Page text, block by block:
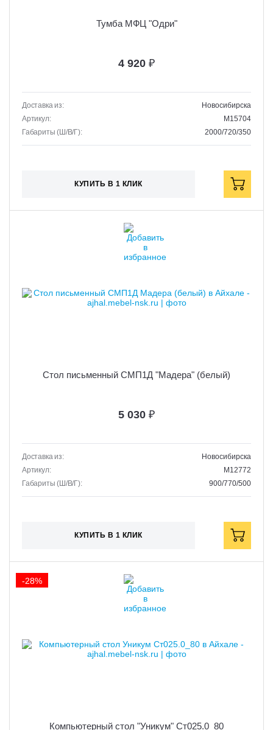
Тумба МФЦ "Одри"
4 920 ₽
Доставка из:
Новосибирска
Артикул:
M15704
Габариты (Ш/В/Г):
2000/720/350
КУПИТЬ В 1 КЛИК
Стол письменный СМП1Д "Мадера" (белый)
5 030 ₽
Доставка из:
Новосибирска
Артикул:
M12772
Габариты (Ш/В/Г):
900/770/500
КУПИТЬ В 1 КЛИК
Компьютерный стол "Уникум" Ст025.0_80
-28%